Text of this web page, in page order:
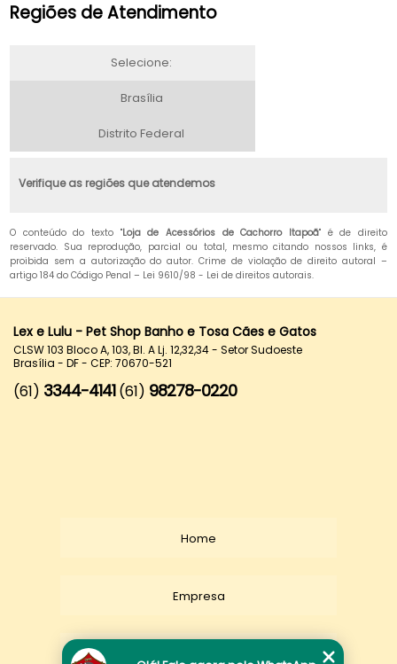
Regiões de Atendimento
Selecione:
Brasília
Distrito Federal
Verifique as regiões que atendemos
O conteúdo do texto "Loja de Acessórios de Cachorro Itapoã" é de direito
reservado. Sua reprodução, parcial ou total, mesmo citando nossos links, é
proibida sem a autorização do autor. Crime de violação de direito autoral –
artigo 184 do Código Penal – Lei 9610/98 - Lei de direitos autorais.
Lex e Lulu - Pet Shop Banho e Tosa Cães e Gatos
CLSW 103 Bloco A, 103, Bl. A Lj. 12,32,34 - Setor Sudoeste
Brasília - DF - CEP: 70670-521
(61) 3344-4141 (61) 98278-0220
Home
Empresa